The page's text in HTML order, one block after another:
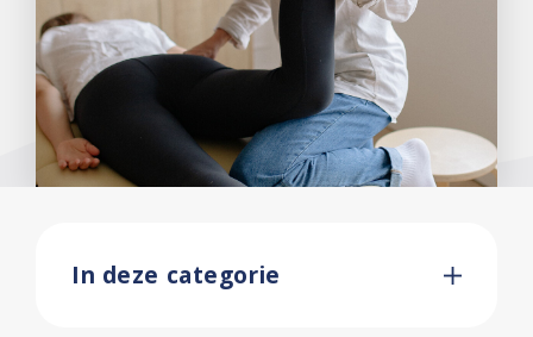
In deze categorie